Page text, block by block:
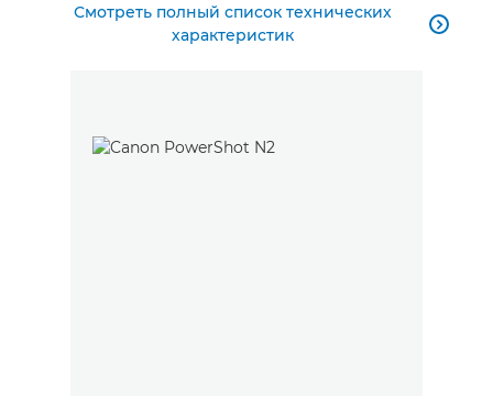
Смотреть полный список технических
характеристик
